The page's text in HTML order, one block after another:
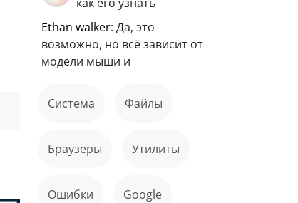
ethan walker: Да, это
возможно, но всё зависит от
модели мыши и
Система файлы
Браузеры Утилиты
ошибки Google